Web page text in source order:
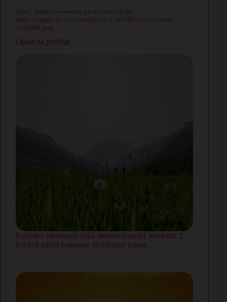
Zdroj: https://www.wien.gv.at/wetter/ Foto:
https://images.pexels.com/photos/1263986/pexels-photo-
1263986.jpeg
Oplatí sa prečítať
Rakúsku metropolu čaká meteorologický knokaut: Z
letných teplôt padneme do hlbokej jesene